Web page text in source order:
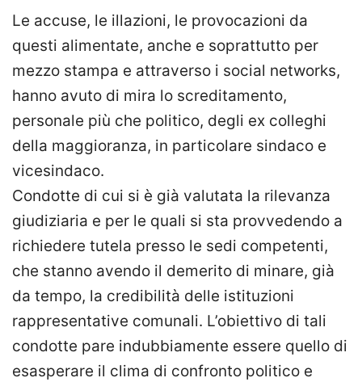
Le accuse, le illazioni, le provocazioni da
questi alimentate, anche e soprattutto per
mezzo stampa e attraverso i social networks,
hanno avuto di mira lo screditamento,
personale più che politico, degli ex colleghi
della maggioranza, in particolare sindaco e
vicesindaco.
Condotte di cui si è già valutata la rilevanza
giudiziaria e per le quali si sta provvedendo a
richiedere tutela presso le sedi competenti,
che stanno avendo il demerito di minare, già
da tempo, la credibilità delle istituzioni
rappresentative comunali. L’obiettivo di tali
condotte pare indubbiamente essere quello di
esasperare il clima di confronto politico e